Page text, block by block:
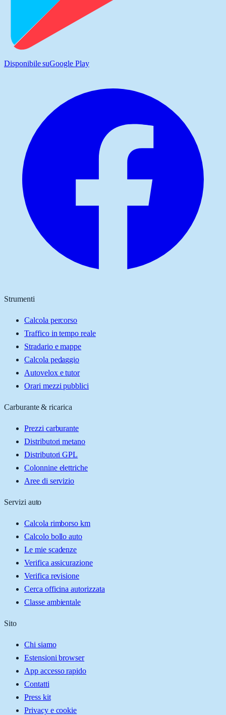
Disponibile suGoogle Play
Strumenti
Calcola percorso
Traffico in tempo reale
Stradario e mappe
Calcola pedaggio
Autovelox e tutor
Orari mezzi pubblici
Carburante & ricarica
Prezzi carburante
Distributori metano
Distributori GPL
Colonnine elettriche
Aree di servizio
Servizi auto
Calcola rimborso km
Calcolo bollo auto
Le mie scadenze
Verifica assicurazione
Verifica revisione
Cerca officina autorizzata
Classe ambientale
Sito
Chi siamo
Estensioni browser
App accesso rapido
Contatti
Press kit
Privacy e cookie